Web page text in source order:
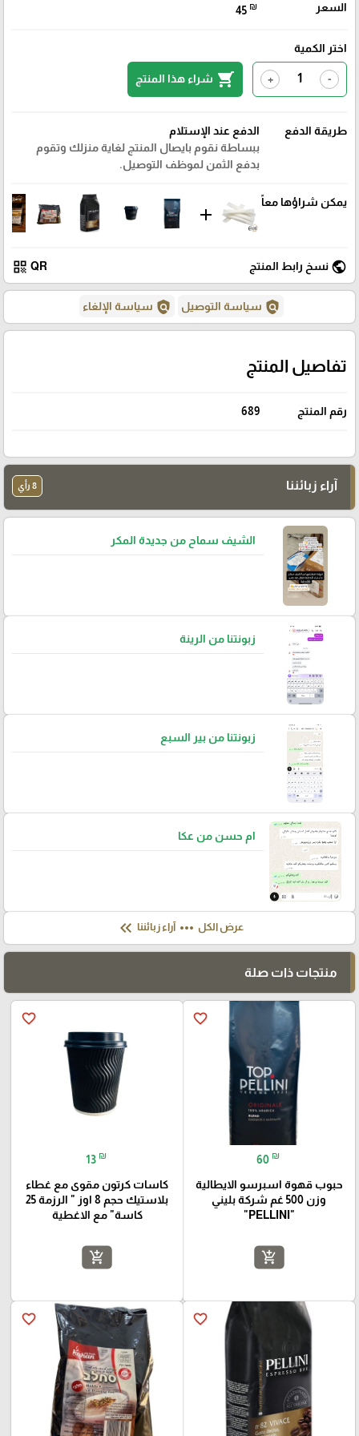
السعر 45 ₪
اختر الكمية
-
+
shopping_cart شراء هذا المنتج
طريقة الدفع
الدفع عند الإستلام
ببساطة نقوم بايصال المنتج لغاية منزلك وتقوم
بدفع الثمن لموظف التوصيل.
يمكن شراؤها معاً
add
public نسخ رابط المنتج QR
qr_code
policy سياسة التوصيل policy سياسة الإلغاء
تفاصيل المنتج
رقم المنتج 689
آراء زبائننا 8 رأي
الشيف سماح من جديدة المكر
زبونتنا من الرينة
زبونتنا من بير السبع
ام حسن من عكا
عرض الكل more_horiz آراء زبائننا keyboard_double_arrow_left
منتجات ذات صلة
favorite_border
60 ₪
حبوب قهوة اسبرسو الايطالية
وزن 500 غم شركة بليني
"PELLINI"
add_shopping_cart
favorite_border
13 ₪
كاسات كرتون مقوى مع غطاء
بلاستيك حجم 8 اوز " الرزمة 25
كاسة" مع الاغطية
add_shopping_cart
favorite_border
favorite_border